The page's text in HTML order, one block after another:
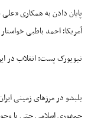
پایان دادن به همکاری
آمریکا؛ احمد باطبی
نیویورک پست: انقلاب در
بلبشو در مرزهای زمینی